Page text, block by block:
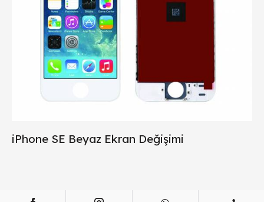
iPhone SE Beyaz Ekran Değişimi